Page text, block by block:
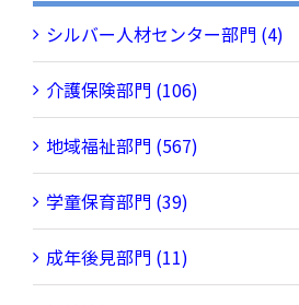
シルバー人材センター部門 (4)
介護保険部門 (106)
地域福祉部門 (567)
学童保育部門 (39)
成年後見部門 (11)